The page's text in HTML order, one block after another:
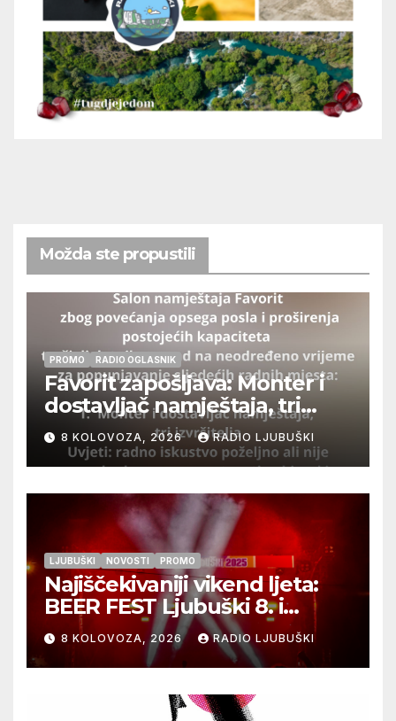
Možda ste propustili
PROMO RADIO OGLASNIK
Favorit zapošljava: Monter i
dostavljač namještaja, tri
izvršitelja
8 KOLOVOZA, 2026 RADIO LJUBUŠKI
LJUBUŠKI NOVOSTI PROMO
Najiščekivaniji vikend ljeta:
BEER FEST Ljubuški 8. i
9.kolovoza
8 KOLOVOZA, 2026 RADIO LJUBUŠKI